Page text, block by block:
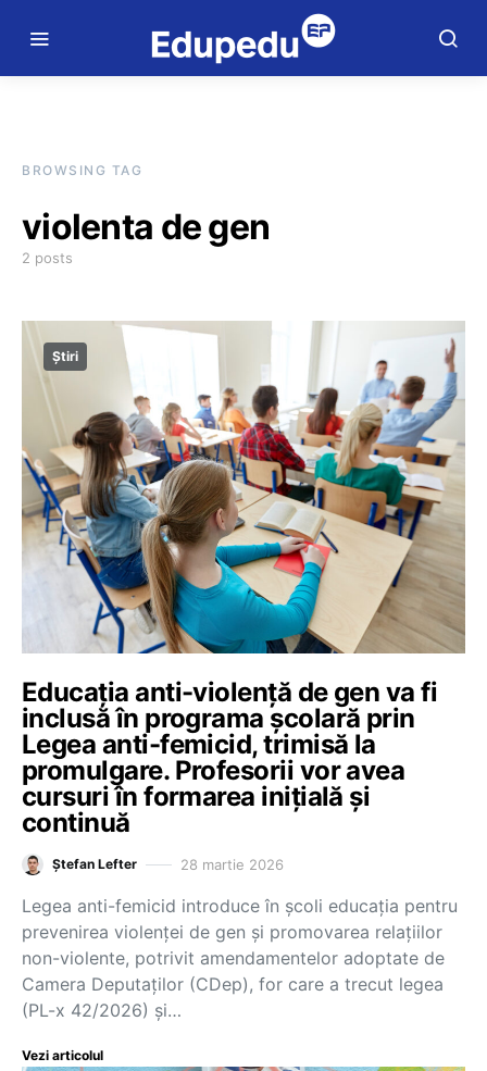
BROWSING TAG
violenta de gen
2 posts
Știri
Educația anti-violență de gen va fi
inclusă în programa școlară prin
Legea anti-femicid, trimisă la
promulgare. Profesorii vor avea
cursuri în formarea inițială și
continuă
Ștefan Lefter 28 martie 2026
Legea anti-femicid introduce în școli educația pentru
prevenirea violenței de gen și promovarea relațiilor
non-violente, potrivit amendamentelor adoptate de
Camera Deputaților (CDep), for care a trecut legea
(PL-x 42/2026) și…
Vezi articolul